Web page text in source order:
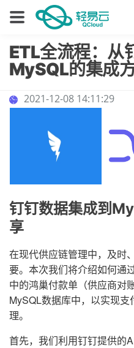
ETL全流程：从
MySQL的集成
2021-12-08 14:11:29
钉钉数据集成到
享
在现代供应链管理中，及时
要。本次我们将介绍如何通
中的鸿巢付款单（供应商对
MySQL数据库中，以实现
理。
首先，我们利用钉钉提供的